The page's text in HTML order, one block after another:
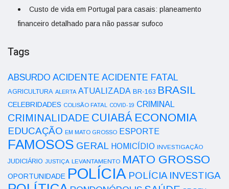
Custo de vida em Portugal para casais: planeamento
financeiro detalhado para não passar sufoco
Tags
ABSURDO ACIDENTE ACIDENTE FATAL
AGRICULTURA ALERTA ATUALIZADA BR-163 BRASIL
CELEBRIDADES COLISÃO FATAL COVID-19 CRIMINAL
CRIMINALIDADE CUIABÁ ECONOMIA
EDUCAÇÃO EM MATO GROSSO ESPORTE
FAMOSOS GERAL HOMICÍDIO INVESTIGAÇÃO
JUDICIÁRIO JUSTIÇA LEVANTAMENTO MATO GROSSO
OPORTUNIDADE POLÍCIA POLÍCIA INVESTIGA